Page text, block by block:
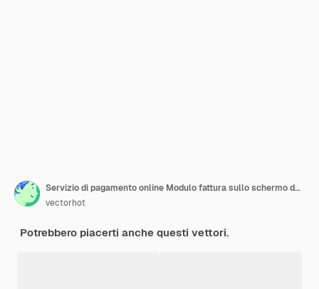
Servizio di pagamento online Modulo fattura sullo schermo del laptop con pulsante di pagamento Internet banking
vectorhot
Potrebbero piacerti anche questi vettori.